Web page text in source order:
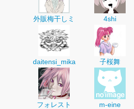
外販梅干しミ 4shi
daitensi_mika 子桜舞
フォレスト m-eine